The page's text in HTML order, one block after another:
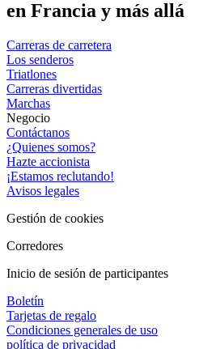
en Francia y más allá
Carreras de carretera
Los senderos
Triatlones
Carreras divertidas
Marchas
Negocio
Contáctanos
¿Quienes somos?
Hazte accionista
¡Estamos reclutando!
Avisos legales
Gestión de cookies
Corredores
Inicio de sesión de participantes
Boletín
Tarjetas de regalo
Condiciones generales de uso
política de privacidad